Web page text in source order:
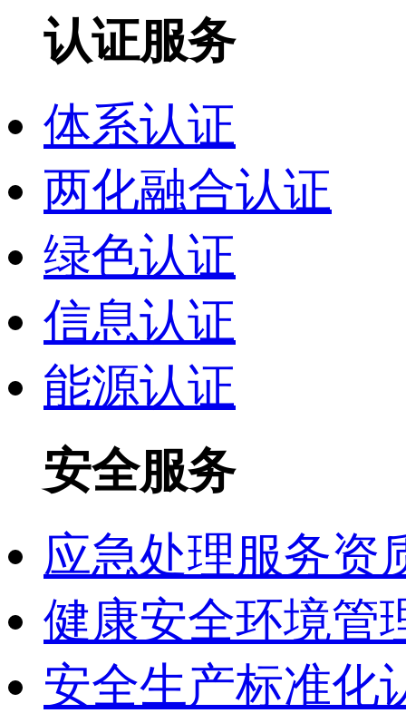
认证服务
体系认证
两化融合认证
绿色认证
信息认证
能源认证
安全服务
应急处理服务资
健康安全环境管
安全生产标准化